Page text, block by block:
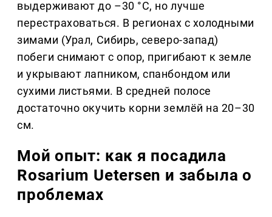
выдерживают до –30 °C, но лучше
перестраховаться. В регионах с холодными
зимами (Урал, Сибирь, северо-запад)
побеги снимают с опор, пригибают к земле
и укрывают лапником, спанбондом или
сухими листьями. В средней полосе
достаточно окучить корни землёй на 20–30
см.
Мой опыт: как я посадила
Rosarium Uetersen и забыла о
проблемах